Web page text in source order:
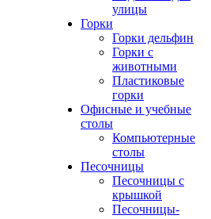
улицы
Горки
Горки дельфин
Горки с
животными
Пластиковые
горки
Офисные и учебные
столы
Компьютерные
столы
Песочницы
Песочницы с
крышкой
Песочницы-